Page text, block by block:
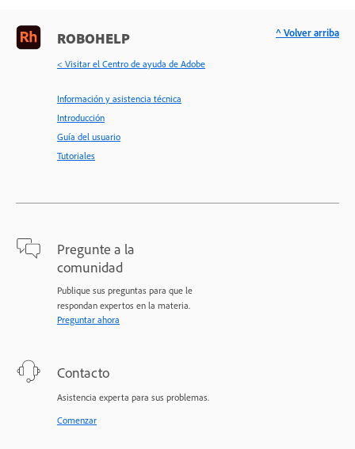
ROBOHELP
< Visitar el Centro de ayuda de Adobe
Información y asistencia técnica
Introducción
Guía del usuario
Tutoriales
Pregunte a la
comunidad
Publique sus preguntas para que le
respondan expertos en la materia.
Preguntar ahora
Contacto
Asistencia experta para sus problemas.
Comenzar
^ Volver arriba